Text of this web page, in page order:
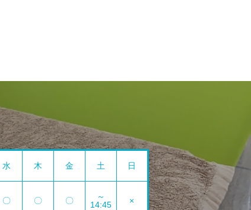
水 木 金 土 日
〇 〇 〇
～
14:45
×